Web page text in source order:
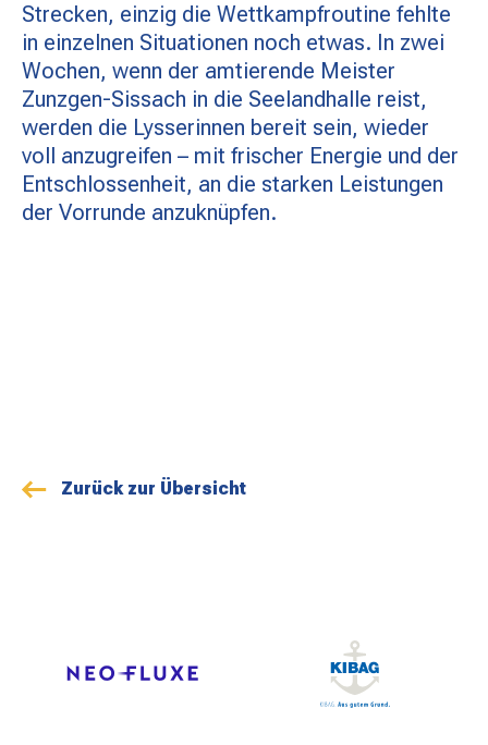
Strecken, einzig die Wettkampfroutine fehlte
in einzelnen Situationen noch etwas. In zwei
Wochen, wenn der amtierende Meister
Zunzgen-Sissach in die Seelandhalle reist,
werden die Lysserinnen bereit sein, wieder
voll anzugreifen – mit frischer Energie und der
Entschlossenheit, an die starken Leistungen
der Vorrunde anzuknüpfen.
Zurück zur Übersicht